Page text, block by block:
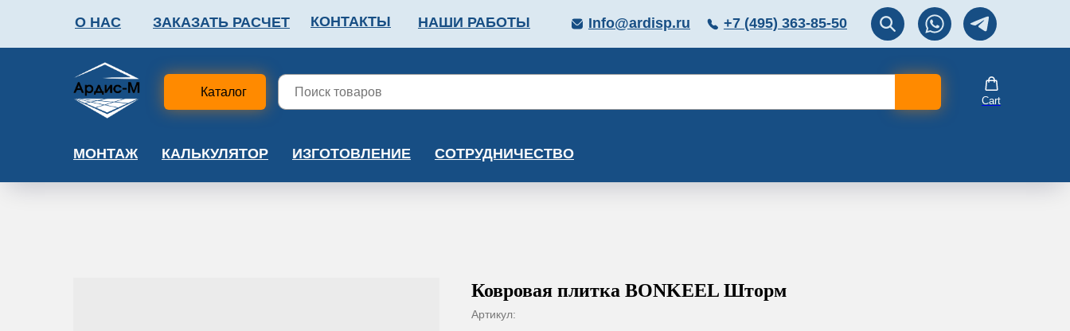
Перезвоните мне!
О НАС ЗАКАЗАТЬ РАСЧЕТ КОНТАКТЫ НАШИ РАБОТЫ +7 (495) 363-85-50
Info@ardisp.ru
ФАЛЬШПОЛ
Каталог
Cart
МОНТАЖ КАЛЬКУЛЯТОР ИЗГОТОВЛЕНИЕ СОТРУДНИЧЕСТВО
Ковровая плитка BONKEEL Шторм
Артикул: